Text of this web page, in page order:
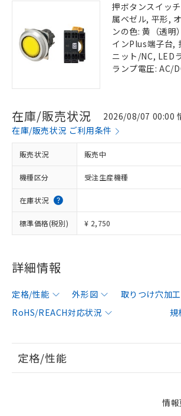
押ボタンスイッ
属ベゼル, 平形,
ンの色: 黄（透明
インPlus端子台,
ニット/NC, LED
ランプ電圧: AC/
在庫/販売状況
2026/08/07 00:00
在庫/販売状況 ご利用条件
販売状況 販売中
機種区分 受注生産機種
在庫状況
標準価格(税別) ¥ 2,750
詳細情報
定格/性能 外形図 取りつけ穴加
RoHS/REACH対応状況
規
定格/性能
情